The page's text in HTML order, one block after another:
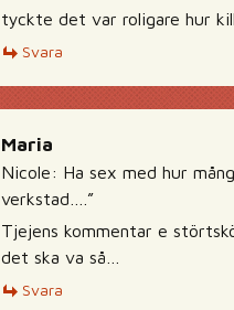
tyckte det var roligare hur
Svara
Maria
Nicole: Ha sex med hur
verkstad….”
Tjejens kommentar e
det ska va så…
Svara